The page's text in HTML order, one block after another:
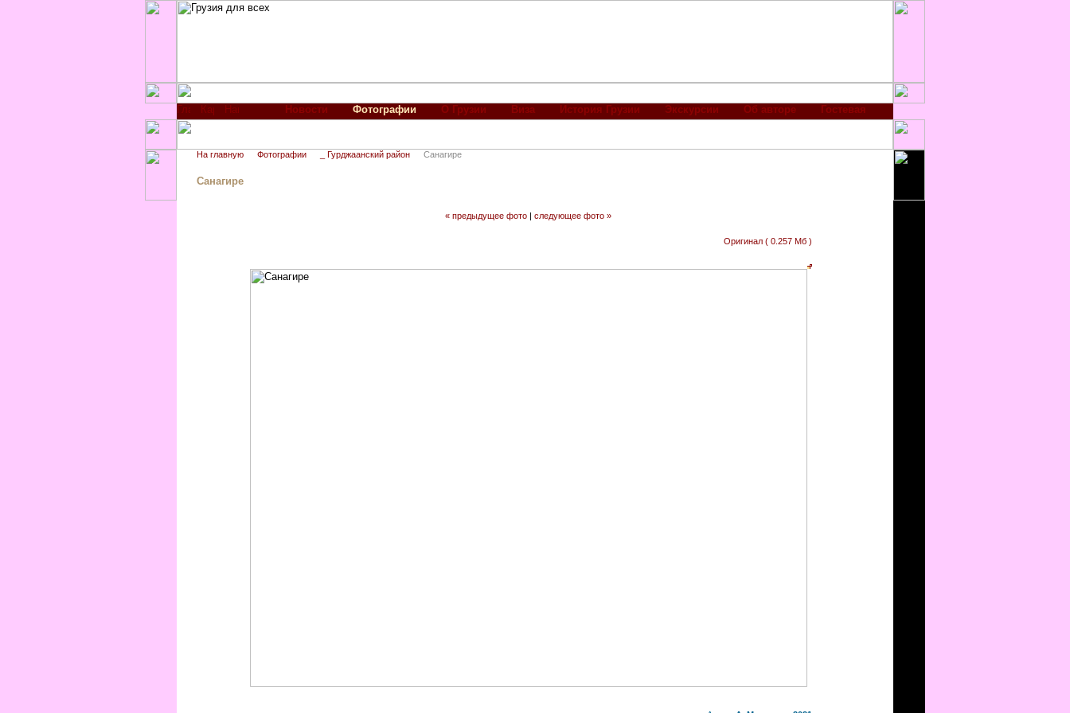
Новости Фотографии О Грузии Виза История Грузии Экскурсии Об авторе Гостевая
На главную Фотографии _ Гурджаанский район Санагире
Санагире
« предыдущее фото | следующее фото »
Оригинал ( 0.257 Мб )